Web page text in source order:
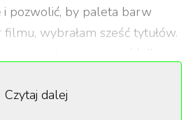
i pozwolić, by paleta barw
filmu, wybrałam sześć tytułów.
czystą przyjemność dla
Czytaj dalej